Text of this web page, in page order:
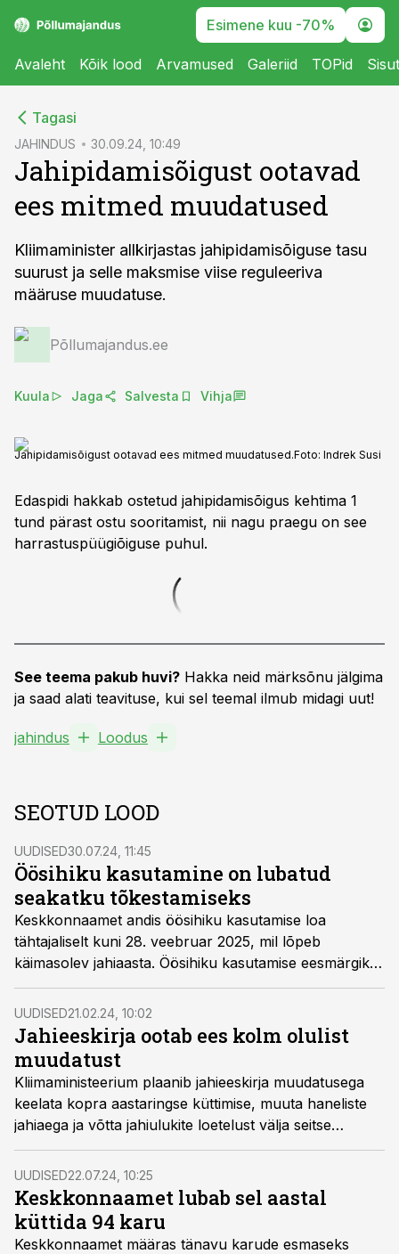
Esimene kuu -70%
Avaleht Kõik lood Arvamused Galeriid TOPid
Tagasi
JAHINDUS 30.09.24, 10:49
Jahipidamisõigust ootavad
ees mitmed muudatused
Kliimaminister allkirjastas jahipidamisõiguse tasu
suurust ja selle maksmise viise reguleeriva
määruse muudatuse.
Põllumajandus.ee
Kuula Jaga Salvesta Vihja
Jahipidamisõigust ootavad ees mitmed muudatused.Foto: Indrek Susi
Edaspidi hakkab ostetud jahipidamisõigus kehtima 1
tund pärast ostu sooritamist, nii nagu praegu on see
harrastuspüügiõiguse puhul.
See teema pakub huvi? Hakka neid märksõnu jälgima
ja saad alati teavituse, kui sel teemal ilmub midagi uut!
jahindus Loodus
SEOTUD LOOD
UUDISED30.07.24, 11:45
Öösihiku kasutamine on lubatud
seakatku tõkestamiseks
Keskkonnaamet andis öösihiku kasutamise loa
tähtajaliselt kuni 28. veebruar 2025, mil lõpeb
käimasolev jahiaasta. Öösihiku kasutamise eesmärgiks
on piirata metssigade arvukust sigade Aafrika katku
(SAK) leviku tõkestamiseks.
UUDISED21.02.24, 10:02
Jahieeskirja ootab ees kolm olulist
muudatust
Kliimaministeerium plaanib jahieeskirja muudatusega
keelata kopra aastaringse küttimise, muuta haneliste
jahiaega ja võtta jahiulukite loetelust välja seitse
ohustatud ja kahaneva arvukusega linnuliiki.
UUDISED22.07.24, 10:25
Keskkonnaamet lubab sel aastal
küttida 94 karu
Keskkonnaamet määras tänavu karude esmaseks